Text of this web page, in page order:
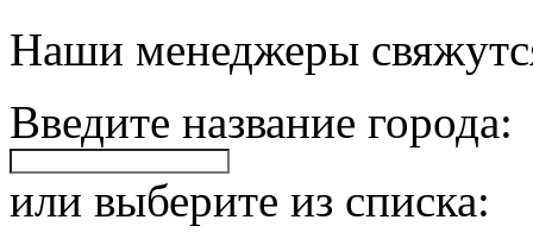
Наши менеджеры
Введите название города:
или выберите из списка: